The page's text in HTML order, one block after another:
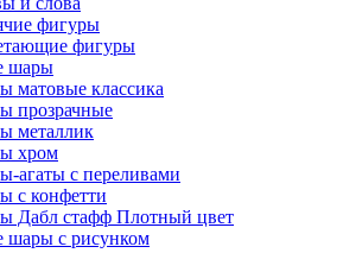
фигуры
фигуры
шары
матовые классика
прозрачные
металлик
хром
агаты с переливами
с конфетти
Дабл стафф Плотный цвет
шары с рисунком